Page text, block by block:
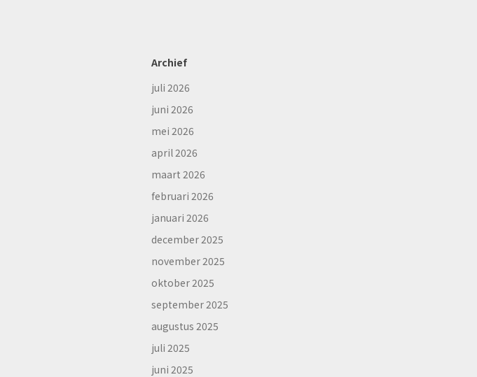
Archief
juli 2026
juni 2026
mei 2026
april 2026
maart 2026
februari 2026
januari 2026
december 2025
november 2025
oktober 2025
september 2025
augustus 2025
juli 2025
juni 2025